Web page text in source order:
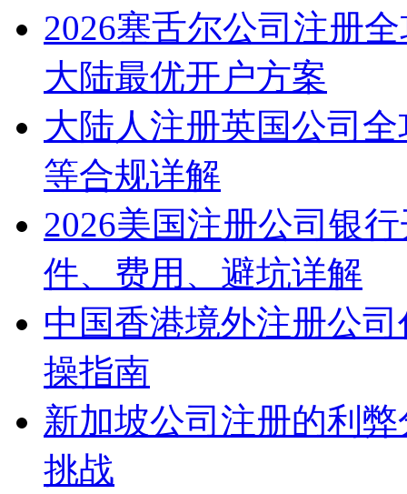
2026塞舌尔公司注册
大陆最优开户方案
大陆人注册英国公司
等合规详解
2026美国注册公司银
件、费用、避坑详解
中国香港境外注册公
操指南
新加坡公司注册的利
挑战